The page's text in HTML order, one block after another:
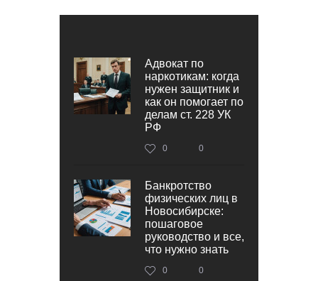
Адвокат по
наркотикам: когда
нужен защитник и
как он помогает по
делам ст. 228 УК
РФ
0 0
Банкротство
физических лиц в
Новосибирске:
пошаговое
руководство и все,
что нужно знать
0 0